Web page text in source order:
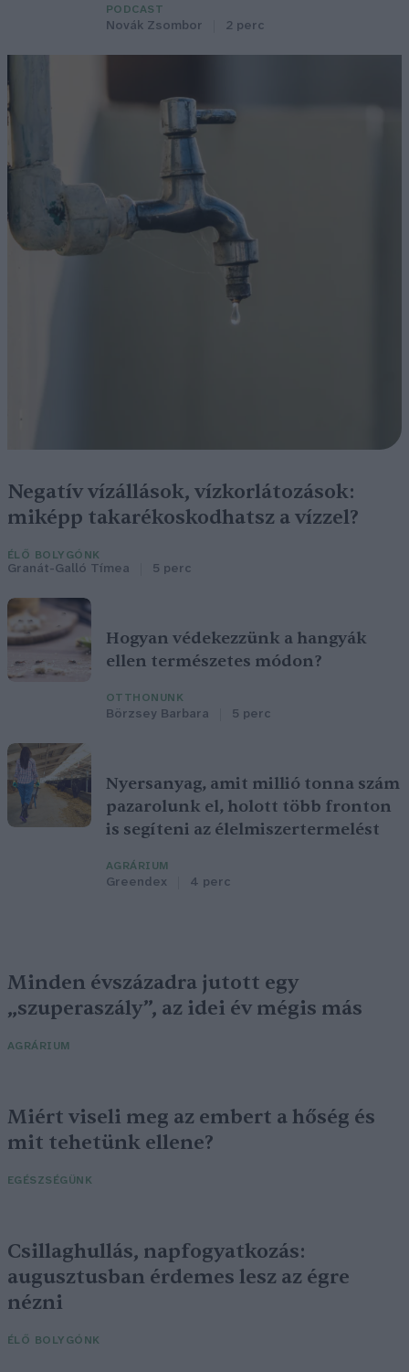
PODCAST
Novák Zsombor 2 perc
Negatív vízállások, vízkorlátozások:
miképp takarékoskodhatsz a vízzel?
ÉLŐ BOLYGÓNK
Granát-Galló Tímea 5 perc
Hogyan védekezzünk a hangyák
ellen természetes módon?
OTTHONUNK
Börzsey Barbara 5 perc
Nyersanyag, amit millió tonna szám
pazarolunk el, holott több fronton
is segíteni az élelmiszertermelést
AGRÁRIUM
Greendex 4 perc
Minden évszázadra jutott egy
„szuperaszály”, az idei év mégis más
AGRÁRIUM
Miért viseli meg az embert a hőség és
mit tehetünk ellene?
EGÉSZSÉGÜNK
Csillaghullás, napfogyatkozás:
augusztusban érdemes lesz az égre
nézni
ÉLŐ BOLYGÓNK